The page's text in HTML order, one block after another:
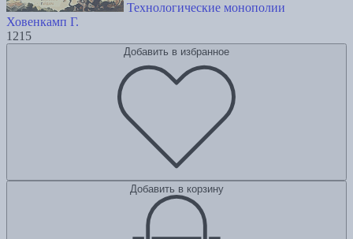
Технологические монополии
Ховенкамп Г.
1215
Добавить в избранное
Добавить в корзину